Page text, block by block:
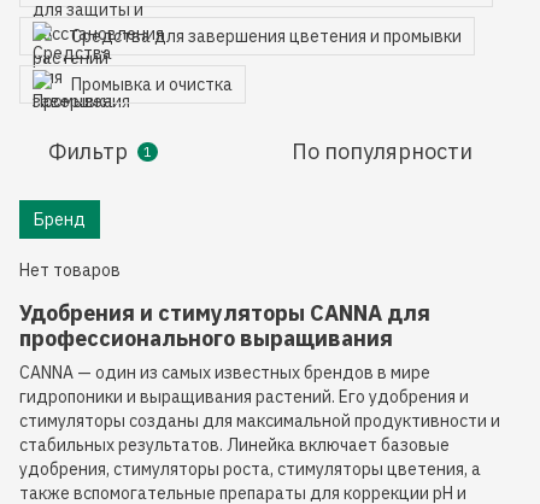
Средства для завершения цветения и промывки
Промывка и очистка
Фильтр 1 По популярности
Бренд
Нет товаров
Удобрения и стимуляторы CANNA для
профессионального выращивания
CANNA — один из самых известных брендов в мире
гидропоники и выращивания растений. Его удобрения и
стимуляторы созданы для максимальной продуктивности и
стабильных результатов. Линейка включает базовые
удобрения, стимуляторы роста, стимуляторы цветения, а
также вспомогательные препараты для коррекции pH и